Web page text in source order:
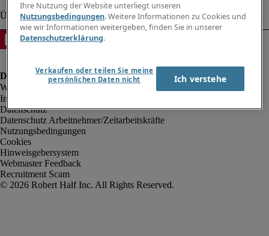
Impressum
Datenschutz
Datenschutz Arbeitnehmer/Zeitarbeitskräfte
Nutzungsbedingungen
Cookies
Hinweisgebersystem
Webmaster Feedback
Recruitment Scam
Ihre Nutzung der Website unterliegt unseren
Nutzungsbedingungen. Weitere Informationen zu Cookies und
wie wir Informationen weitergeben, finden Sie in unserer
Datenschutzerklärung.
Verkaufen oder teilen Sie meine
persönlichen Daten nicht
Ich verstehe